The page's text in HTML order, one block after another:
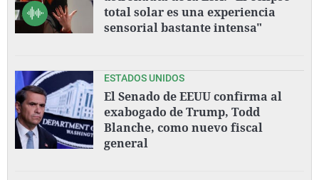
total solar es una experiencia
sensorial bastante intensa"
ESTADOS UNIDOS
El Senado de EEUU confirma al
exabogado de Trump, Todd
Blanche, como nuevo fiscal
general